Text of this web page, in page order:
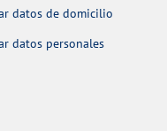
datos de domicilio
datos personales